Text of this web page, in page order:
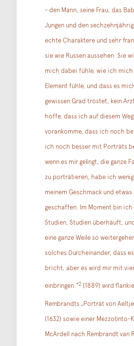
- den Mann, seine Frau, das
Jungen und den
echte Charaktere und sehr
sie wie Russen aussehen. Sie
mich dabei fühle, wie ich mich
Element fühle, und dass es
gewissen Grad tröstet, kein
hoffe, dass ich auf diesem
vorankomme, dass ich noch
ich noch besser mit Porträts
wenn es mir gelingt, die ganze
zu porträtieren, habe ich
meinem Geschmack und
geschaffen. Im Moment bin
Studien, Studien überhäuft,
eine ganze Weile so
solches Durcheinander, dass
bricht, aber es wird mir mit
einbringen.“2(1889) wird
Rembrandts „Porträt von
(1632) sowie einer Mezzotinto-
McArdell nach Rembrandt van